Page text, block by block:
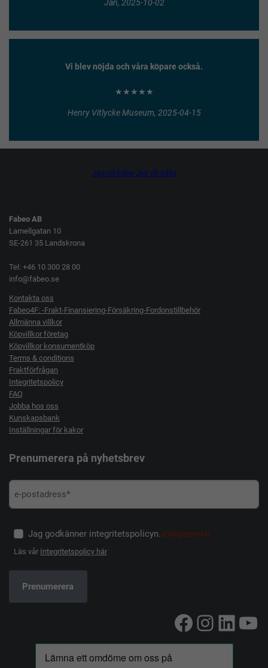
Jan, 2025-10-02
Vi blev nöjda och våra köpare också.
★★★★★
Henry Vitlycke Museum, 2025-04-15
Jag vill köpa Jag vill sälja
Fabeo AB
Lamellgatan 10
SE-261 35 Landskrona
Tel: +46 10 300 28 00
info@fabeo.se
Kontakta oss
Fabeo4F: -Frakt-Finansiering-Försäkring-Fordonstillbehör
Allmänna villkor
Köpvillkor företag
Köpvillkor konsumentköp
Terms & conditions
Fraktförfrågan
Integritetspolicy
FAQ
Jobba hos oss
Kunskapsbank
Inställningar för kakor
Prenumerera på nyhetsbrev
Jag godkänner integritetspolicyn. (Obligatoriskt)
Läs vår Integritetspolicy här
Facebook